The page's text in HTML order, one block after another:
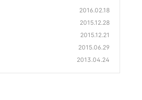
2016.02.18
2015.12.28
2015.12.21
2015.06.29
2013.04.24